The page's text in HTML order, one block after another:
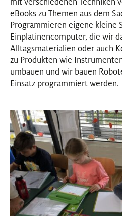
eBooks zu Themen aus dem
Programmieren eigene kleine
Einplatinencomputer, die wir
Alltagsmaterialien oder auch
zu Produkten wie
umbauen und wir bauen
Einsatz programmiert werden.